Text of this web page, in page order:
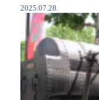
2025.07.28.